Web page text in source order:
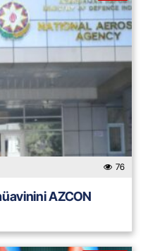
76
AZCON